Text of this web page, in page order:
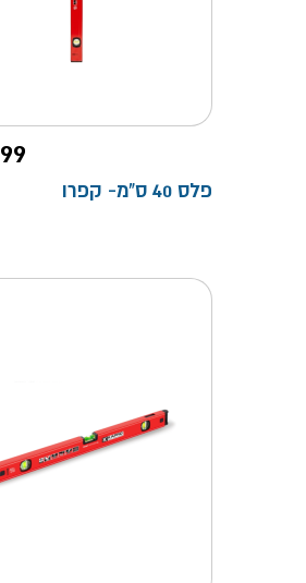
99
פלס 40 ס"מ- קפרו